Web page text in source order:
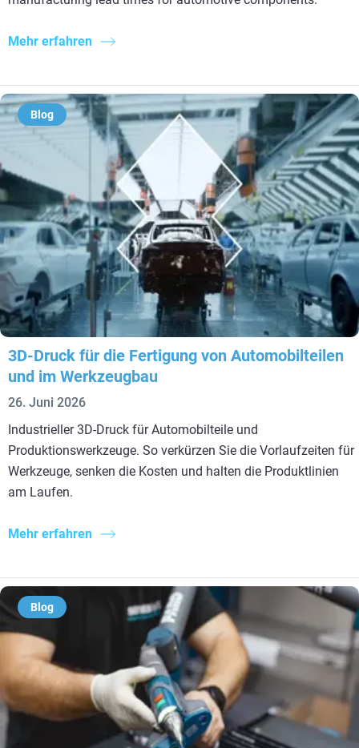
Mehr erfahren
Blog
3D-Druck für die Fertigung von Automobilteilen
und im Werkzeugbau
26. Juni 2026
Industrieller 3D-Druck für Automobilteile und
Produktionswerkzeuge. So verkürzen Sie die Vorlaufzeiten für
Werkzeuge, senken die Kosten und halten die Produktlinien
am Laufen.
Mehr erfahren
Blog